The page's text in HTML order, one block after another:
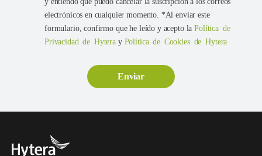
electrónicos en cualquier momento. *Al enviar este
formulario, confirmo que he leído y acepto laPolítica de
Privacidad de Hytera y Política de Cookies de Hytera